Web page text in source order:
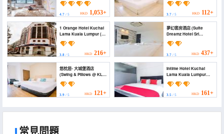
HOME)
4.7 / 5 HKD 1,053+
Lama)
3.7/ 5 HKD 112+
1 Orange Hotel Kuchai
Lama Kuala Lumpur (1
Orange Hotel Kuchai
Lama Kuala Lumpur)
3.8 / 5 HKD 216+
夢幻套房酒店 (Suite
Dreamz Hotel Sri
Petaling Kuala Lumpur)
3.7/ 5 HKD 437+
悠枕居- 大城堡酒店
(Swing & Pillows @ KL
Sri Petaling)
3.9 / 5 HKD 121+
Intime Hotel Kuchai
Lama Kuala Lumpur
(Intime Hotel Kuchai
Lama Kuala Lumpur)
3.5/ 5 HKD 161+
常見問題